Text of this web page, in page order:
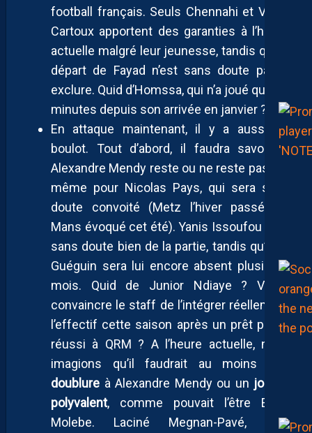
football français. Seuls Chennahi et Vidal-
Cartoux apportent des garanties à l’heure
actuelle malgré leur jeunesse, tandis qu’un
départ de Fayad n’est sans doute pas à
exclure. Quid d’Homssa, qui n’a joué que 64
minutes depuis son arrivée en janvier ?
En attaque maintenant, il y a aussi du
boulot. Tout d’abord, il faudra savoir si
Alexandre Mendy reste ou ne reste pas. De
même pour Nicolas Pays, qui sera sans
doute convoité (Metz l’hiver passé, Le
Mans évoqué cet été). Yanis Issoufou sera
sans doute bien de la partie, tandis qu’Axel
Guéguin sera lui encore absent plusieurs
mois. Quid de Junior Ndiaye ? Va-t-il
convaincre le staff de l’intégrer réellement
l’effectif cette saison après un prêt plutôt
réussi à QRM ? A l’heure actuelle, nous
imagions qu’il faudrait au moins une
doublure à Alexandre Mendy ou un joueur
polyvalent, comme pouvait l’être Enzo
Molebe. Laciné Megnan-Pavé, déjà